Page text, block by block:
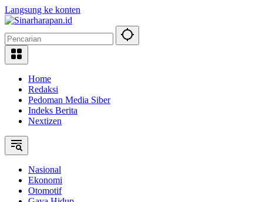
Langsung ke konten
Home
Redaksi
Pedoman Media Siber
Indeks Berita
Nextizen
Nasional
Ekonomi
Otomotif